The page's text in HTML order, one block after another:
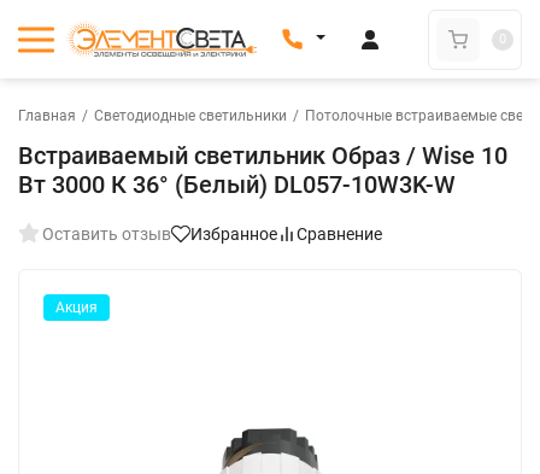
0
Главная / Светодиодные светильники / Потолочные встраиваемые
Встраиваемый светильник Образ / Wise 10
Вт 3000 К 36° (Белый) DL057-10W3K-W
Оставить отзыв Избранное Сравнение
Акция